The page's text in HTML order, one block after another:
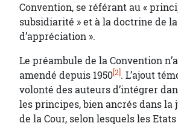
Convention, se référant au «
subsidiarité » et à la doctrine de
d’appréciation ».
Le préambule de la Convention
amendé depuis 1950[2]. L’ajout
volonté des auteurs d’intégrer
les principes, bien ancrés dans la
de la Cour, selon lesquels les